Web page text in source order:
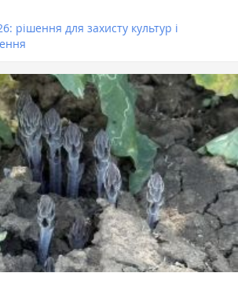
рішення для захисту культур і